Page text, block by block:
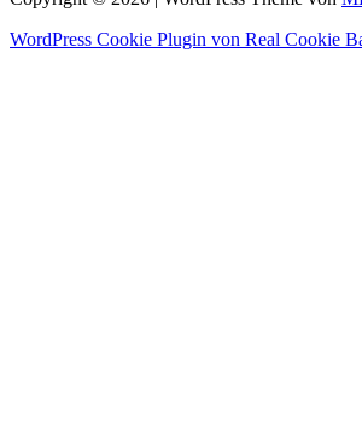
WordPress Cookie Plugin von Real Cookie